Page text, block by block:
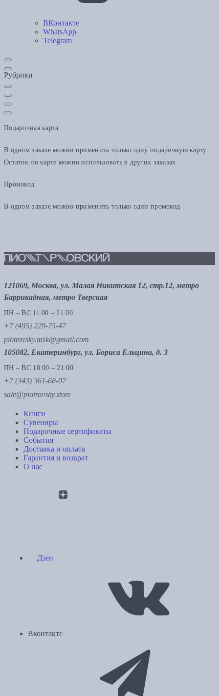
ВКонтакте
WhatsApp
Telegram
Рубрики
Подарочная карта
В одном заказе можно применить только одну подарочную карту.
Остаток по карте можно использовать в других заказах.
Промокод
В одном заказе можно применить только один промокод
121069, Москва, ул. Малая Никитская 12, стр.12, метро
Баррикадная, метро Тверская
ПН – ВС 11:00 – 21:00
+7 (495) 229-75-47
piotrovsky.msk@gmail.com
105082, Екатеринбург, ул. Бориса Ельцина, д. 3
ПН – ВС 10:00 – 21:00
+7 (343) 361-68-07
sale@piotrovsky.store
Книги
Сувениры
Подарочные сертификаты
События
Доставка и оплата
Гарантия и возврат
О нас
Дзен
Вконтакте